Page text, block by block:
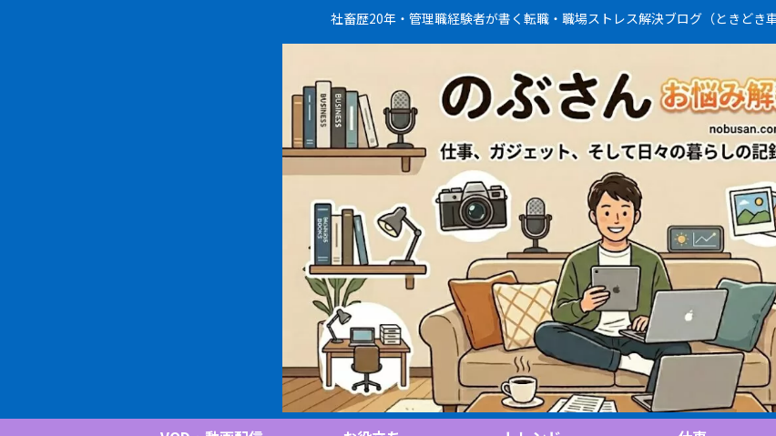
社畜歴20年・管理職経験者が書く転職・職場ストレス解決ブログ（ときどき